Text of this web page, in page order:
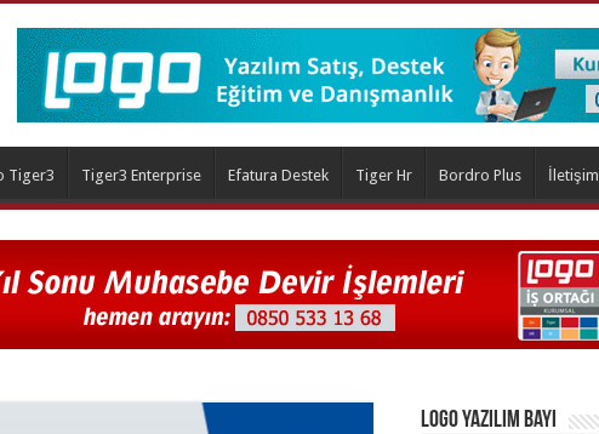
Tiger3 Tiger3 Enterprise Efatura Destek Tiger Hr Bordro Plus İletişim
Logo Yazılım Bayi